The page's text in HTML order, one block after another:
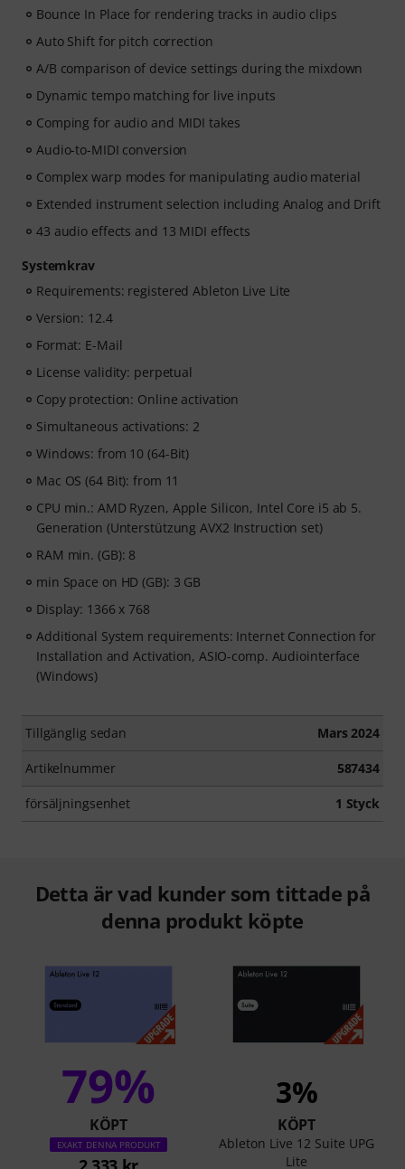
Bounce In Place for rendering tracks in audio clips
Auto Shift for pitch correction
A/B comparison of device settings during the mixdown
Dynamic tempo matching for live inputs
Comping for audio and MIDI takes
Audio-to-MIDI conversion
Complex warp modes for manipulating audio material
Extended instrument selection including Analog and Drift
43 audio effects and 13 MIDI effects
Systemkrav
Requirements: registered Ableton Live Lite
Version: 12.4
Format: E-Mail
License validity: perpetual
Copy protection: Online activation
Simultaneous activations: 2
Windows: from 10 (64-Bit)
Mac OS (64 Bit): from 11
CPU min.: AMD Ryzen, Apple Silicon, Intel Core i5 ab 5.
Generation (Unterstützung AVX2 Instruction set)
RAM min. (GB): 8
min Space on HD (GB): 3 GB
Display: 1366 x 768
Additional System requirements: Internet Connection for
Installation and Activation, ASIO-comp. Audiointerface
(Windows)
Tillgänglig sedan Mars 2024
Artikelnummer 587434
försäljningsenhet 1 Styck
Detta är vad kunder som tittade på
denna produkt köpte
79%
KÖPT
EXAKT DENNA PRODUKT
3%
KÖPT
Ableton Live 12 Suite UPG
Lite